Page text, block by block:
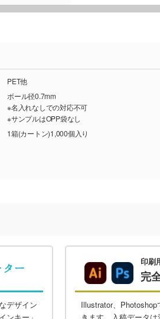
PET他
ボール径0.7mm
※名入れなしでの対応不可
※サンプルはOPP袋なし
1箱(カートン)1,000個入り
デザイン
印刷
完
Illustrator、